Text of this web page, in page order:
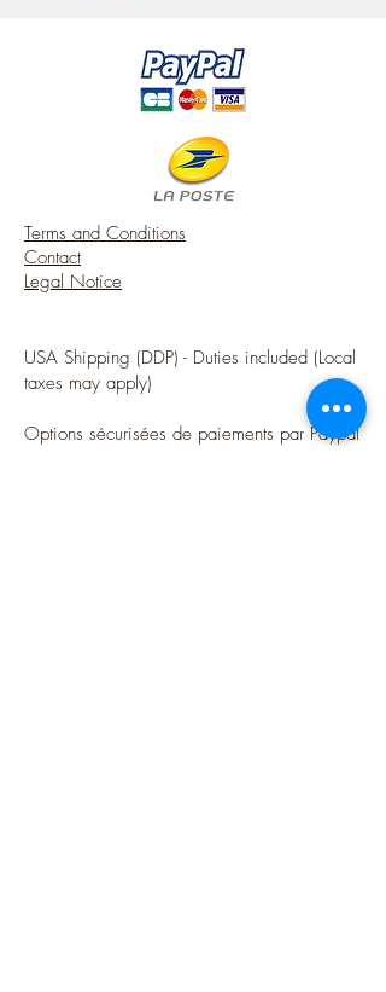
Terms and Conditions
Contact
Legal Notice
USA Shipping (DDP) - Duties included (Local
taxes may apply)
Options sécurisées de paiements par Paypal